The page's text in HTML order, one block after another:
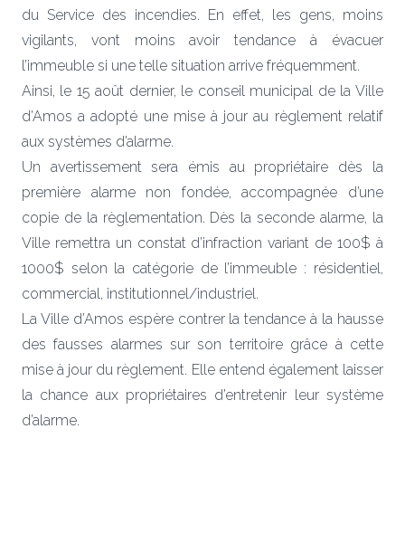
du Service des incendies. En effet, les gens, moins
vigilants, vont moins avoir tendance à évacuer
l’immeuble si une telle situation arrive fréquemment.
Ainsi, le 15 août dernier, le conseil municipal de la Ville
d’Amos a adopté une mise à jour au règlement relatif
aux systèmes d’alarme.
Un avertissement sera émis au propriétaire dès la
première alarme non fondée, accompagnée d’une
copie de la règlementation. Dès la seconde alarme, la
Ville remettra un constat d’infraction variant de 100$ à
1000$ selon la catégorie de l’immeuble : résidentiel,
commercial, institutionnel/industriel.
La Ville d’Amos espère contrer la tendance à la hausse
des fausses alarmes sur son territoire grâce à cette
mise à jour du règlement. Elle entend également laisser
la chance aux propriétaires d’entretenir leur système
d’alarme.